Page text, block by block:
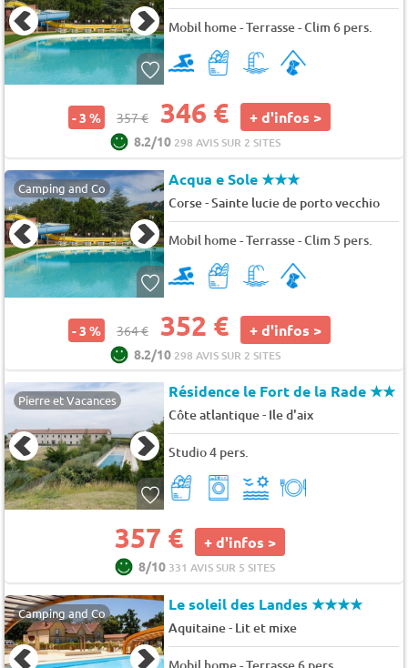
Mobil home - Terrasse - Clim 6 pers.
- 3 % 357 € 346 € + d'infos >
8.2/10 298 AVIS SUR 2 SITES
Camping and Co Acqua e Sole★★★
Corse-Sainte lucie de porto vecchio
Mobil home - Terrasse - Clim 5 pers.
- 3 % 364 € 352 € + d'infos >
8.2/10 298 AVIS SUR 2 SITES
Pierre et Vacances Résidence le Fort de la Rade★★
Côte atlantique- Ile d'aix
Studio 4 pers.
357 € + d'infos >
8/10 331 AVIS SUR 5 SITES
Camping and Co Le soleil des Landes★★★★
Aquitaine- Lit et mixe